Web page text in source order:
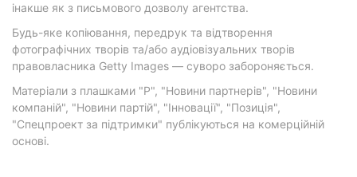
інакше як з письмового дозволу агентства.
Будь-яке копіювання, передрук та відтворення
фотографічних творів та/або аудіовізуальних творів
правовласника Getty Images — суворо забороняється.
Матеріали з плашками "Р", "Новини партнерів", "Новини
компаній", "Новини партій", "Інновації", "Позиція",
"Спецпроект за підтримки" публікуються на комерційній
основі.